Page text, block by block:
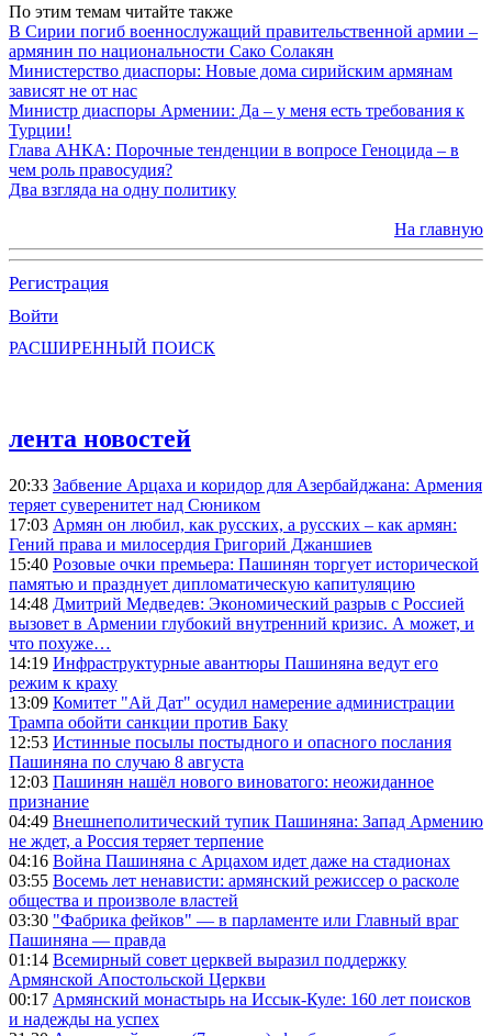
По этим темам читайте также
В Сирии погиб военнослужащий правительственной армии –
армянин по национальности Сако Солакян
Министерство диаспоры: Новые дома сирийским армянам
зависят не от нас
Министр диаспоры Армении: Да – у меня есть требования к
Турции!
Глава АНКА: Порочные тенденции в вопросе Геноцида – в
чем роль правосудия?
Два взгляда на одну политику
На главную
Регистрация
Войти
РАСШИРЕННЫЙ ПОИСК
лента новостей
20:33 Забвение Арцаха и коридор для Азербайджана: Армения
теряет суверенитет над Сюником
17:03 Армян он любил, как русских, а русских – как армян:
Гений права и милосердия Григорий Джаншиев
15:40 Розовые очки премьера: Пашинян торгует исторической
памятью и празднует дипломатическую капитуляцию
14:48 Дмитрий Медведев: Экономический разрыв с Россией
вызовет в Армении глубокий внутренний кризис. А может, и
что похуже…
14:19 Инфраструктурные авантюры Пашиняна ведут его
режим к краху
13:09 Комитет "Ай Дат" осудил намерение администрации
Трампа обойти санкции против Баку
12:53 Истинные посылы постыдного и опасного послания
Пашиняна по случаю 8 августа
12:03 Пашинян нашёл нового виноватого: неожиданное
признание
04:49 Внешнеполитический тупик Пашиняна: Запад Армению
не ждет, а Россия теряет терпение
04:16 Война Пашиняна с Арцахом идет даже на стадионах
03:55 Восемь лет ненависти: армянский режиссер о расколе
общества и произволе властей
03:30 "Фабрика фейков" — в парламенте или Главный враг
Пашиняна — правда
01:14 Всемирный совет церквей выразил поддержку
Армянской Апостольской Церкви
00:17 Армянский монастырь на Иссык-Куле: 160 лет поисков
и надежды на успех